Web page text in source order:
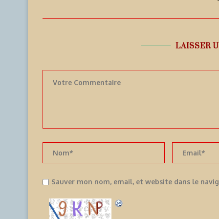
LAISSER
Sauver mon nom, email, et website dans le